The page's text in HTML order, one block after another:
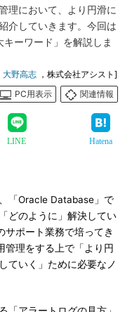
理において、より円滑に
介していきます。今回は
キーワード」を解説しま
大野高志 ，株式会社アシスト]
PC用表示
関連情報
LINE Hatena
「Oracle Database」で
どのように」解決してい
サポート業務で培ってき
理をする上で「より円
ていく」ために必要なノ